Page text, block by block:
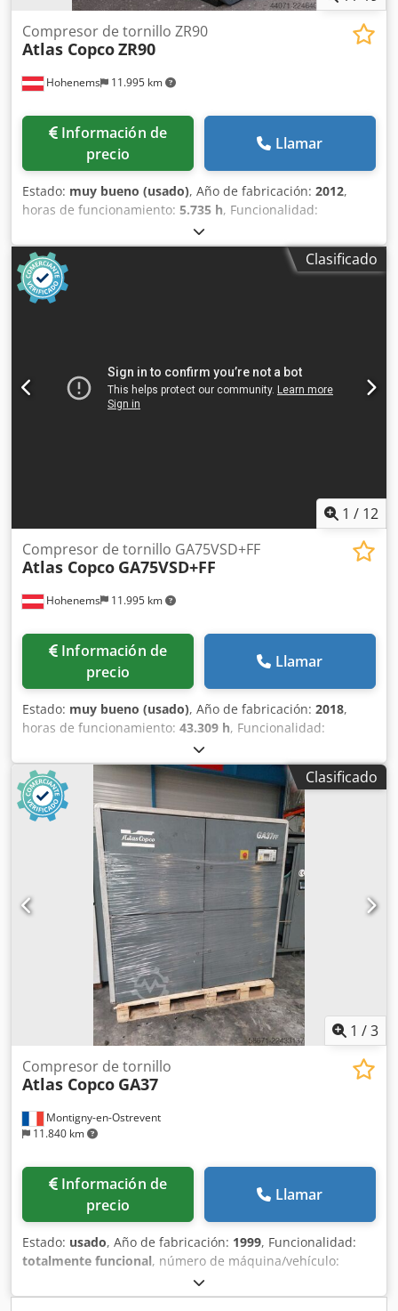
Hohenems 11.995 km
Compresor de tornillo ZR90
Atlas CopcoZR90
Información de
precio
Llamar
Estado: muy bueno (usado), Año de fabricación: 2012,
horas de funcionamiento: 5.735 h, Funcionalidad:
, Compresor de tornillo sin aceite
Atlas Copco ZR90 90 kW 7,50 bares 14 m³/min
Djdpfezqvvaox Apqekr Año de fabricación: 2012 Horas de
funcionamiento: 5735
Clasificado
1 / 12
Hohenems 11.995 km
Compresor de tornillo GA75VSD+FF
Atlas Copco GA75VSD+FF
Información de
precio
Llamar
Estado: muy bueno (usado), Año de fabricación: 2018,
horas de funcionamiento: 43.309 h, Funcionalidad:
, Compresor de tornillo Atlas Copco
GA75VSD+FF Dkodezp Urwopfx Apqor Inversor y secador
integrados 75 kW 12,75 bar 15,50 m³/min Año de
fabricación: 2018 Horas de funcionamiento: 43.309
Clasificado
1 /3
Montigny-en-Ostrevent
11.840 km
Compresor de tornillo
Atlas Copco GA37
Información de
precio
Llamar
Estado: usado, Año de fabricación: 1999, Funcionalidad:
totalmente funcional, número de máquina/vehículo:
37 kW (50,31 CV)
funcionamiento:7 bar, Equipamiento:compresor, placa